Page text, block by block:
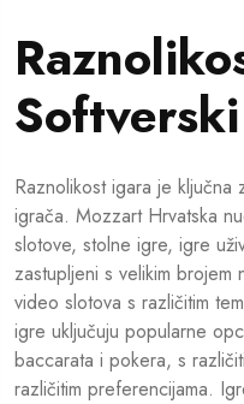
Raznolikost igara je ključna
igrača. Mozzart Hrvatska
slotove, stolne igre, igre
zastupljeni s velikim brojem
video slotova s različitim
igre uključuju popularne
baccarata i pokera, s
različitim preferencijama.